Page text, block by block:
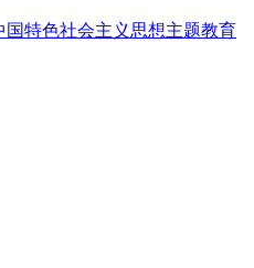
特色社会主义思想主题教育